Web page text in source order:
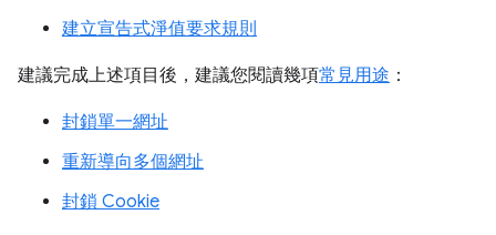
建立宣告式淨值要求規則
建議完成上述項目後，建議您閱讀幾項常見用途 ：
封鎖單一網址
重新導向多個網址
封鎖 Cookie